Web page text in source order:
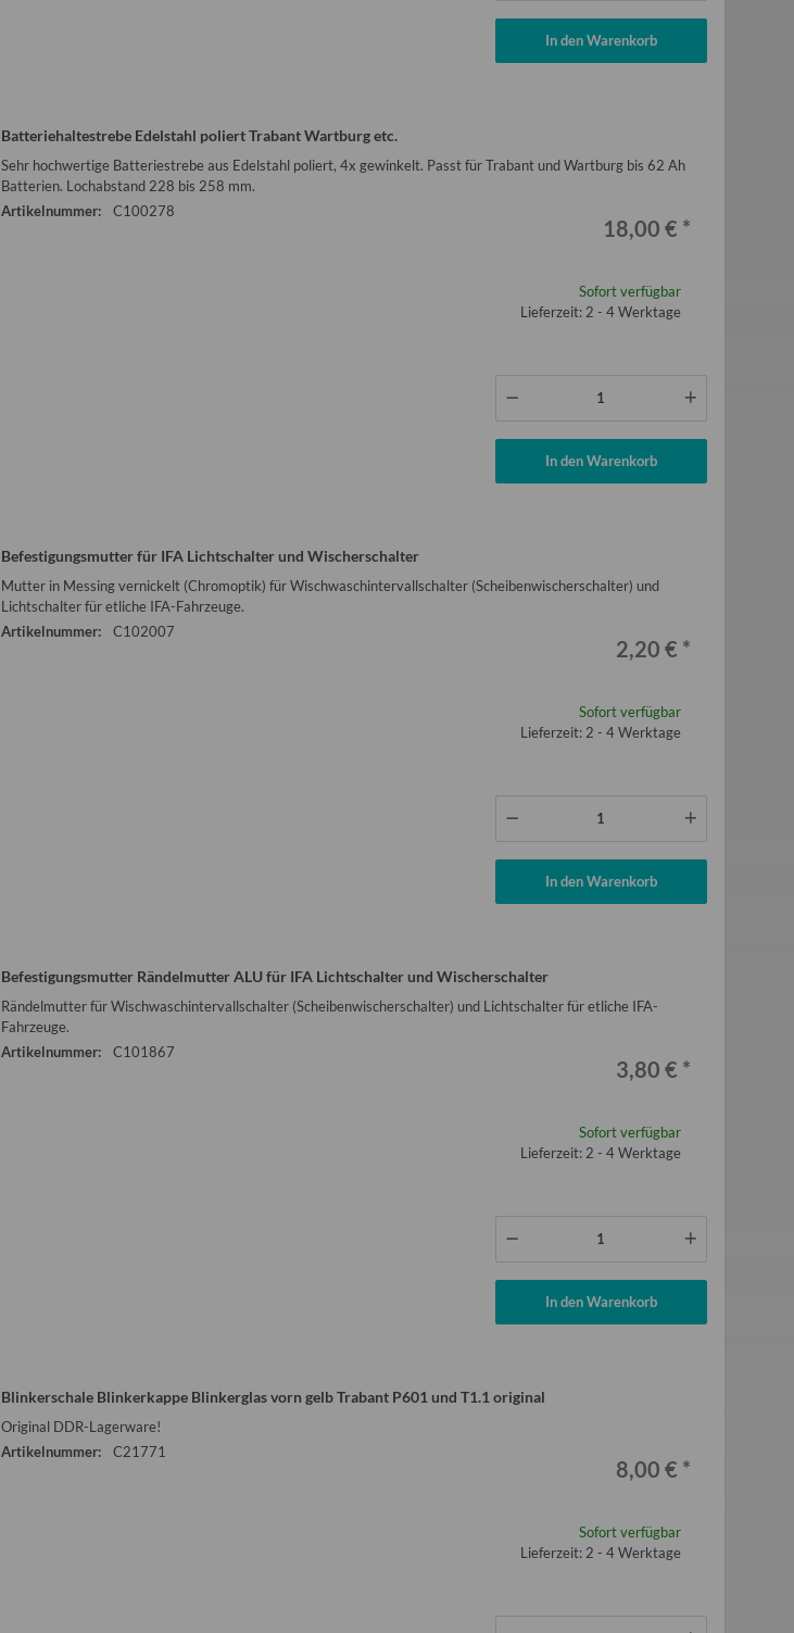
In den Warenkorb
Batteriehaltestrebe Edelstahl poliert Trabant Wartburg etc.
Sehr hochwertige Batteriestrebe aus Edelstahl poliert, 4x gewinkelt. Passt für Trabant und Wartburg bis 62 Ah
Batterien. Lochabstand 228 bis 258 mm.
Artikelnummer:
C100278
18,00 € *
Sofort verfügbar
Lieferzeit: 2 - 4 Werktage
In den Warenkorb
Befestigungsmutter für IFA Lichtschalter und Wischerschalter
Mutter in Messing vernickelt (Chromoptik) für Wischwaschintervallschalter (Scheibenwischerschalter) und
Lichtschalter für etliche IFA-Fahrzeuge.
Artikelnummer:
C102007
2,20 € *
Sofort verfügbar
Lieferzeit: 2 - 4 Werktage
In den Warenkorb
Befestigungsmutter Rändelmutter ALU für IFA Lichtschalter und Wischerschalter
Rändelmutter für Wischwaschintervallschalter (Scheibenwischerschalter) und Lichtschalter für etliche IFA-
Fahrzeuge.
Artikelnummer:
C101867
3,80 € *
Sofort verfügbar
Lieferzeit: 2 - 4 Werktage
In den Warenkorb
Blinkerschale Blinkerkappe Blinkerglas vorn gelb Trabant P601 und T1.1 original
Original DDR-Lagerware!
Artikelnummer:
C21771
8,00 € *
Sofort verfügbar
Lieferzeit: 2 - 4 Werktage
Ausstellfenster für Wohnwagen und